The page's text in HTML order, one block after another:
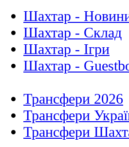
Шахтар -
Шахтар - Склад
Шахтар - Ігри
Шахтар -
Трансфери 2026
Трансфери
Трансфери